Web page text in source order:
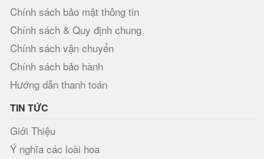
Chính sách bảo mật thông tin
Chính sách & Quy định chung
Chính sách vận chuyển
Chính sách bảo hành
Hướng dẫn thanh toán
TIN TỨC
Giới Thiệu
Ý nghĩa các loài hoa